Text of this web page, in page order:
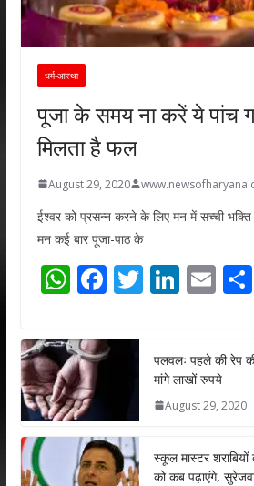
धर्म-आस्था
पूजा के समय ना करें ये पांच
मिलता है फल
August 29, 2020
ईश्वर को प्रसन्न करने के लिए मन में सच्ची भक्ति
मन कई बार पूजा-पाठ के
W
at
s
A
p
p
F
e
b
o
k
T
er
Li
e
dI
n
E
l
S
पलवलः पहले की रेप
मांगे लाखों रुपये
August 29, 2020
स्कूल मास्टर शराबियों
को कब पढ़ाएंगे,